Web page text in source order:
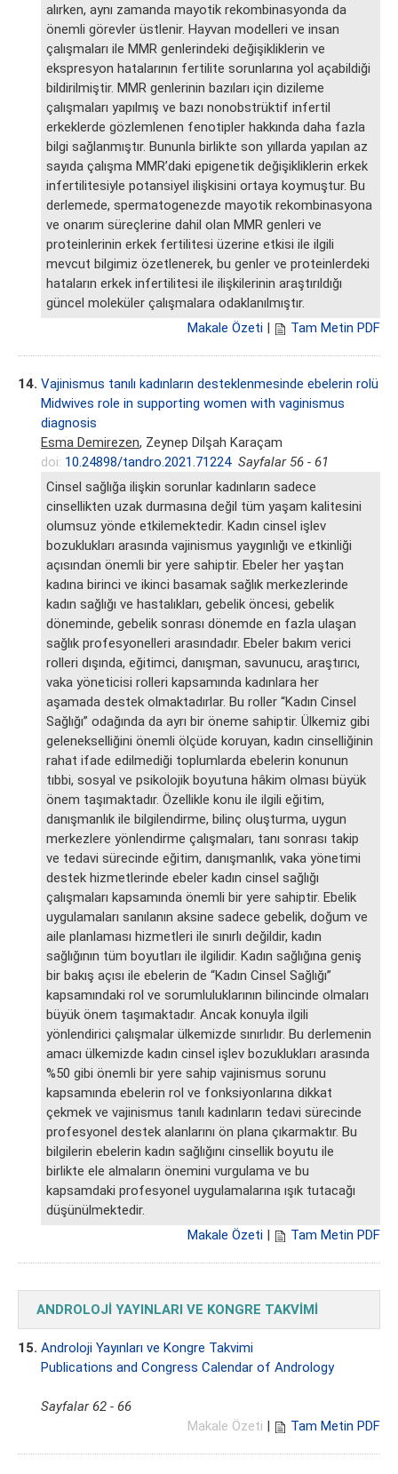
alırken, aynı zamanda mayotik rekombinasyonda da
önemli görevler üstlenir. Hayvan modelleri ve insan
çalışmaları ile MMR genlerindeki değişikliklerin ve
ekspresyon hatalarının fertilite sorunlarına yol açabildiği
bildirilmiştir. MMR genlerinin bazıları için dizileme
çalışmaları yapılmış ve bazı nonobstrüktif infertil
erkeklerde gözlemlenen fenotipler hakkında daha fazla
bilgi sağlanmıştır. Bununla birlikte son yıllarda yapılan az
sayıda çalışma MMR’daki epigenetik değişikliklerin erkek
infertilitesiyle potansiyel ilişkisini ortaya koymuştur. Bu
derlemede, spermatogenezde mayotik rekombinasyona
ve onarım süreçlerine dahil olan MMR genleri ve
proteinlerinin erkek fertilitesi üzerine etkisi ile ilgili
mevcut bilgimiz özetlenerek, bu genler ve proteinlerdeki
hataların erkek infertilitesi ile ilişkilerinin araştırıldığı
güncel moleküler çalışmalara odaklanılmıştır.
Makale Özeti
Tam Metin PDF
14. Vajinismus tanılı kadınların desteklenmesinde ebelerin rolü
Midwives role in supporting women with vaginismus
diagnosis
Esma Demirezen, Zeynep Dilşah Karaçam
doi: 10.24898/tandro.2021.71224 Sayfalar 56 - 61
Cinsel sağlığa ilişkin sorunlar kadınların sadece
cinsellikten uzak durmasına değil tüm yaşam kalitesini
olumsuz yönde etkilemektedir. Kadın cinsel işlev
bozuklukları arasında vajinismus yaygınlığı ve etkinliği
açısından önemli bir yere sahiptir. Ebeler her yaştan
kadına birinci ve ikinci basamak sağlık merkezlerinde
kadın sağlığı ve hastalıkları, gebelik öncesi, gebelik
döneminde, gebelik sonrası dönemde en fazla ulaşan
sağlık profesyonelleri arasındadır. Ebeler bakım verici
rolleri dışında, eğitimci, danışman, savunucu, araştırıcı,
vaka yöneticisi rolleri kapsamında kadınlara her
aşamada destek olmaktadırlar. Bu roller “Kadın Cinsel
Sağlığı” odağında da ayrı bir öneme sahiptir. Ülkemiz gibi
gelenekselliğini önemli ölçüde koruyan, kadın cinselliğinin
rahat ifade edilmediği toplumlarda ebelerin konunun
tıbbi, sosyal ve psikolojik boyutuna hâkim olması büyük
önem taşımaktadır. Özellikle konu ile ilgili eğitim,
danışmanlık ile bilgilendirme, bilinç oluşturma, uygun
merkezlere yönlendirme çalışmaları, tanı sonrası takip
ve tedavi sürecinde eğitim, danışmanlık, vaka yönetimi
destek hizmetlerinde ebeler kadın cinsel sağlığı
çalışmaları kapsamında önemli bir yere sahiptir. Ebelik
uygulamaları sanılanın aksine sadece gebelik, doğum ve
aile planlaması hizmetleri ile sınırlı değildir, kadın
sağlığının tüm boyutları ile ilgilidir. Kadın sağlığına geniş
bir bakış açısı ile ebelerin de “Kadın Cinsel Sağlığı”
kapsamındaki rol ve sorumluluklarının bilincinde olmaları
büyük önem taşımaktadır. Ancak konuyla ilgili
yönlendirici çalışmalar ülkemizde sınırlıdır. Bu derlemenin
amacı ülkemizde kadın cinsel işlev bozuklukları arasında
%50 gibi önemli bir yere sahip vajinismus sorunu
kapsamında ebelerin rol ve fonksiyonlarına dikkat
çekmek ve vajinismus tanılı kadınların tedavi sürecinde
profesyonel destek alanlarını ön plana çıkarmaktır. Bu
bilgilerin ebelerin kadın sağlığını cinsellik boyutu ile
birlikte ele almaların önemini vurgulama ve bu
kapsamdaki profesyonel uygulamalarına ışık tutacağı
düşünülmektedir.
Makale Özeti
Tam Metin PDF
ANDROLOJİ YAYINLARI VE KONGRE TAKVİMİ
15. Androloji Yayınları ve Kongre Takvimi
Publications and Congress Calendar of Andrology
Sayfalar 62 - 66
Makale Özeti
Tam Metin PDF